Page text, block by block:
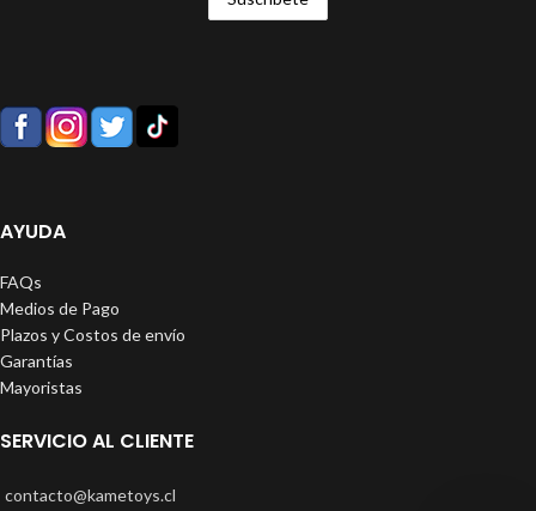
AYUDA
FAQs
Medios de Pago
Plazos y Costos de envío
Garantías
Mayoristas
SERVICIO AL CLIENTE
contacto@kametoys.cl